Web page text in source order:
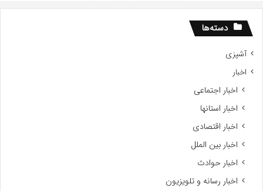
دسته‌ها
آشپزی
اخبار
اخبار اجتماعی
اخبار استانها
اخبار اقتصادی
اخبار بین الملل
اخبار حوادث
اخبار رسانه و تلویزیون